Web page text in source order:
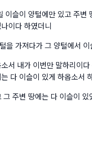
슬이 양털에만 있고 주변
이다 하였더니
을 가져다가 그 양털에서
서 내가 이번만 말하리이
다 이슬이 있게 하옵소서
주변 땅에는 다 이슬이 있